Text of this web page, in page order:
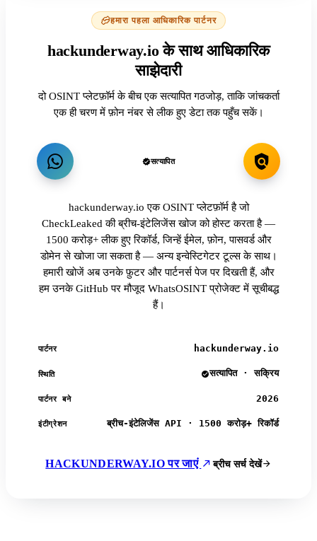
हमारा पहला आधिकारिक पार्टनर
hackunderway.io के साथ आधिकारिक
साझेदारी
दो OSINT प्लेटफ़ॉर्म के बीच एक सत्यापित गठजोड़, ताकि जांचकर्ता
एक ही चरण में फ़ोन नंबर से लीक हुए डेटा तक पहुँच सकें।
सत्यापित
hackunderway.io एक OSINT प्लेटफ़ॉर्म है जो
CheckLeaked की ब्रीच-इंटेलिजेंस खोज को होस्ट करता है —
1500 करोड़+ लीक हुए रिकॉर्ड, जिन्हें ईमेल, फ़ोन, पासवर्ड और
डोमेन से खोजा जा सकता है — अन्य इन्वेस्टिगेटर टूल्स के साथ।
हमारी खोजें अब उनके फ़ुटर और पार्टनर्स पेज पर दिखती हैं, और
हम उनके GitHub पर मौजूद WhatsOSINT प्रोजेक्ट में सूचीबद्ध
हैं।
पार्टनर hackunderway.io
स्थिति सत्यापित · सक्रिय
पार्टनर बने 2026
इंटीग्रेशन ब्रीच-इंटेलिजेंस API · 1500 करोड़+ रिकॉर्ड
HACKUNDERWAY.IO पर जाएं ब्रीच सर्च देखें